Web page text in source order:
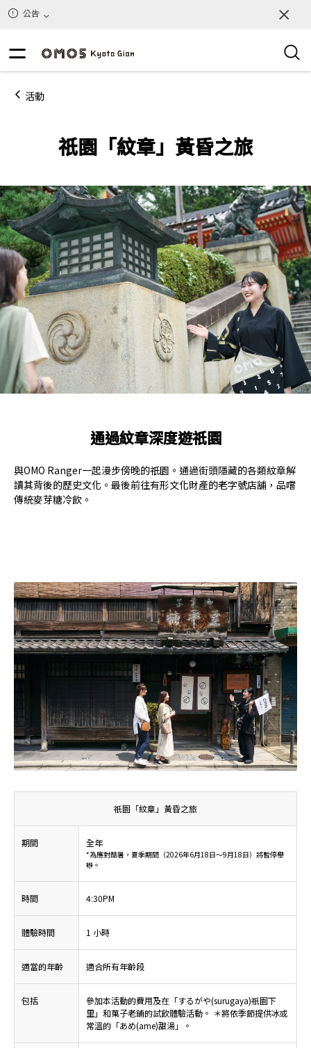
公告
活動
祇園「紋章」黃昏之旅
通過紋章深度遊祇園
與OMO Ranger一起漫步傍晚的祇園。通過街頭隱藏的各類紋章解
讀其背後的歷史文化。最後前往有形文化財產的老字號店舖，品嚐
傳統麥芽糖冷飲。
祇園「紋章」黃昏之旅
期間 全年
*為應對酷暑，夏季期間（2026年6月18日～9月18日）將暫停舉
辦。
時間 4:30PM
體驗時間 1 小時
適當的年齡 適合所有年齡段
包括
參加本活動的費用及在「するがや(surugaya)祇園下
里」和菓子老鋪的試飲體驗活動。 ＊將依季節提供冰或
常溫的「あめ(ame)甜湯」。